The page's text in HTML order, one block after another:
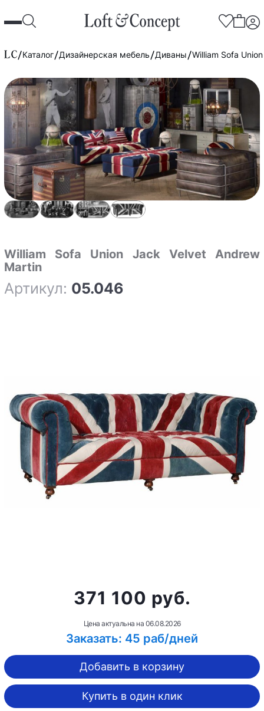
Каталог Дизайнерская мебель Диваны William Sofa
William Sofa Union Jack Velvet Andrew
Martin
Артикул: 05.046
371 100 руб.
Цена актуальна на 06.08.2026
Заказать: 45 раб/дней
Добавить в корзину
Купить в один клик